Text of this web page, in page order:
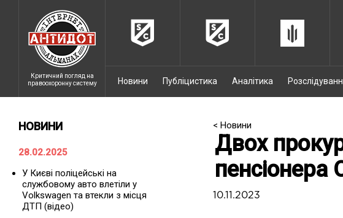
Критичний погляд на
правоохоронну систему
Новини Публіцистика Аналітика
НОВИНИ
28.02.2025
У Києві поліцейські на
службовому авто влетіли у
Volkswagen та втекли з місця
ДТП (відео)
< Новини
Двох
пенсіонера
10.11.2023